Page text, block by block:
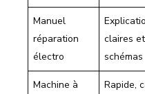
Manuel
réparation
électro
claires et
schémas
Machine à
Rapide,